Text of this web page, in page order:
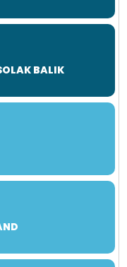
BALIK